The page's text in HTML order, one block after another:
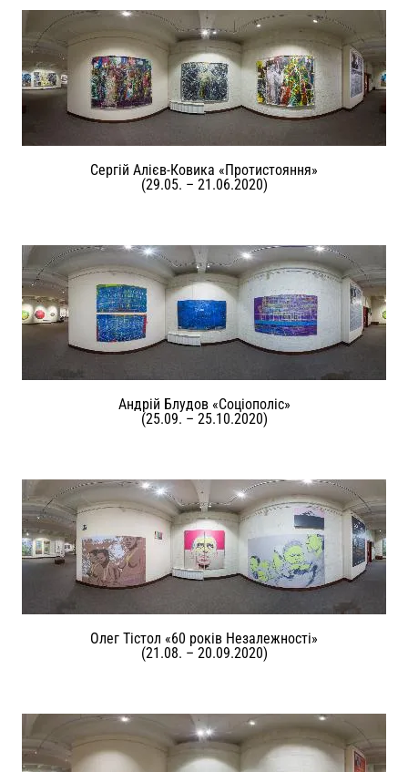
Сергій Алієв-Ковика «Протистояння»
(29.05. – 21.06.2020)
Андрій Блудов «Соціополіс»
(25.09. – 25.10.2020)
Олег Тістол «60 років Незалежності»
(21.08. – 20.09.2020)